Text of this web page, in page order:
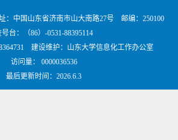
中国山东省济南市山大南路27号 邮编：250100
号台：（86）-0531-88395114
建设维护：山东大学信息化工作办公室
访问量： 0000036536
最后更新时间： 2026.6.3